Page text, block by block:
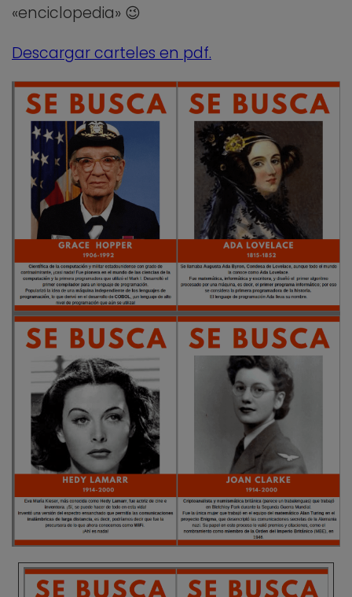
«enciclopedia» 😉
Descargar carteles en pdf.